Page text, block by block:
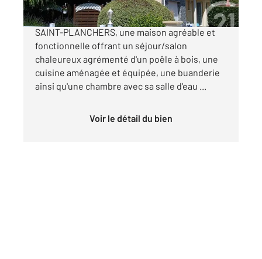
CENTURY 21 Royer Immo vous présente à
SAINT-PLANCHERS, une maison agréable et
fonctionnelle offrant un séjour/salon
chaleureux agrémenté d'un poêle à bois, une
cuisine aménagée et équipée, une buanderie
ainsi qu'une chambre avec sa salle d'eau ...
Voir le détail du bien